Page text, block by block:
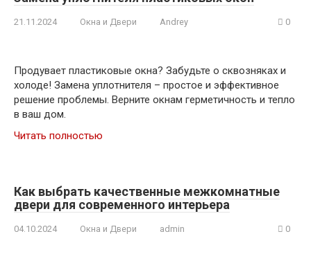
21.11.2024 Окна и Двери Andrey 0
Продувает пластиковые окна? Забудьте о сквозняках и
холоде! Замена уплотнителя – простое и эффективное
решение проблемы. Верните окнам герметичность и тепло
в ваш дом.
Читать полностью
Как выбрать качественные межкомнатные
двери для современного интерьера
04.10.2024 Окна и Двери admin 0